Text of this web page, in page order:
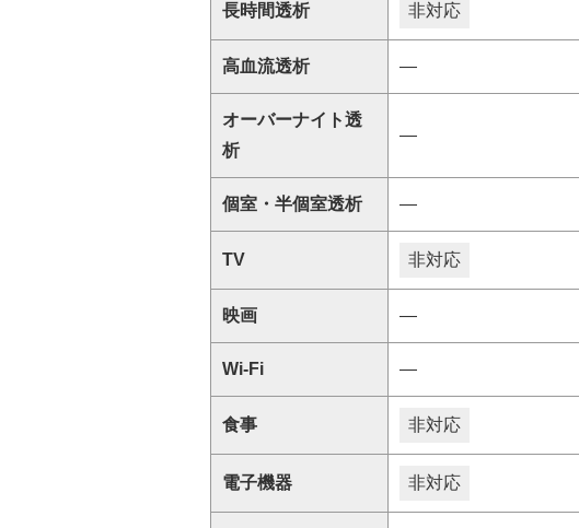
長時間透析 非対応
高血流透析 ―
オーバーナイト透
析
―
個室・半個室透析 ―
TV 非対応
映画 ―
Wi-Fi ―
食事 非対応
電子機器 非対応